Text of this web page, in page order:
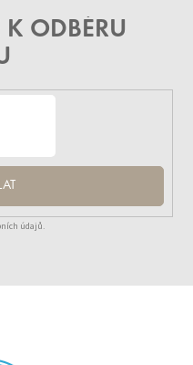
K ODBĚRU
údajů.